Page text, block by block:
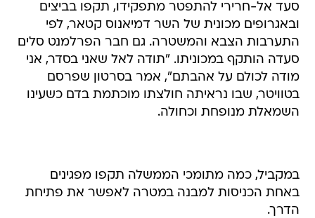
סעד אל-חרירי להתפטר מתפקידו, תקפו בביצים
ובאגרופים מכונית של השר דמיאנוס קטאר, לפי
התערבות הצבא והמשטרה. גם חבר הפרלמנט סלים
סעדה הותקף במכוניתו. "תודה לאל שאני בסדר, אני
מודה לכולם על אהבתם", אמר בסרטון שפרסם
בטוויטר, שבו נראיתה חולצתו מוכתמת בדם כשעינו
השמאלת מנופחת וכחולה.
במקביל, כמה מתומכי הממשלה תקפו מפגינים
באחת הכניסות למבנה במטרה לאפשר את פתיחת
הדרך.